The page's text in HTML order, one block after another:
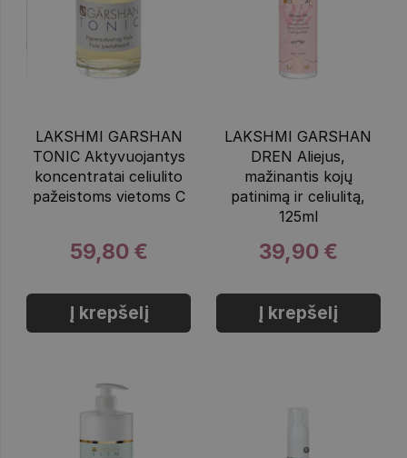
LAKSHMI GARSHAN
TONIC Aktyvuojantys
koncentratai celiulito
pažeistoms vietoms C
59,80 €
Į krepšelį
LAKSHMI GARSHAN
DREN Aliejus,
mažinantis kojų
patinimą ir celiulitą,
125ml
39,90 €
Į krepšelį